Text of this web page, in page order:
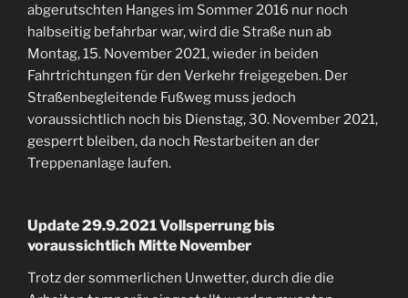
abgerutschten Hanges im Sommer 2016 nur noch
halbseitig befahrbar war, wird die Straße nun ab
Montag, 15. November 2021, wieder in beiden
Fahrtrichtungen für den Verkehr freigegeben. Der
Straßenbegleitende Fußweg muss jedoch
voraussichtlich noch bis Dienstag, 30. November 2021,
gesperrt bleiben, da noch Restarbeiten an der
Treppenanlage laufen.
Update 29.9.2021 Vollsperrung bis
voraussichtlich Mitte November
Trotz der sommerlichen Unwetter, durch die die